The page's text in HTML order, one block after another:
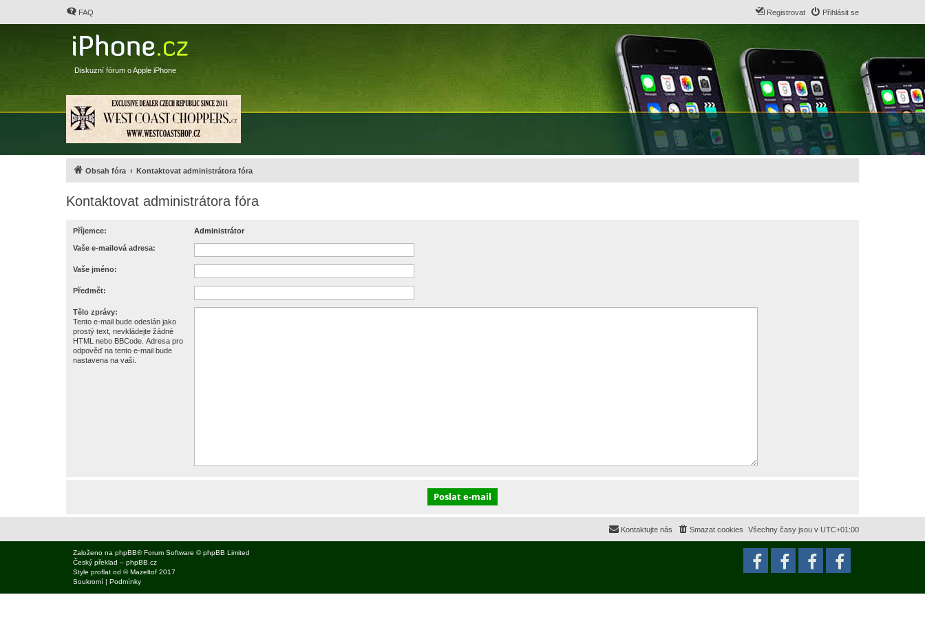
FAQ Přihlásit se
Registrovat
Diskuzní fórum o Apple iPhone
Obsah fóra Kontaktovat administrátora fóra
Kontaktovat administrátora fóra
Příjemce: Administrátor
Vaše e-mailová adresa:
Vaše jméno:
Předmět:
Tělo zprávy:
Tento e-mail bude odeslán jako
prostý text, nevkládejte žádné
HTML nebo BBCode. Adresa pro
odpověď na tento e-mail bude
nastavena na vaši.
Všechny časy jsou v UTC+01:00
Smazat cookies
Kontaktujte nás
Založeno na phpBB® Forum Software © phpBB Limited
Český překlad – phpBB.cz
Style proflat od ©Mazeltof 2017
Soukromí | Podmínky